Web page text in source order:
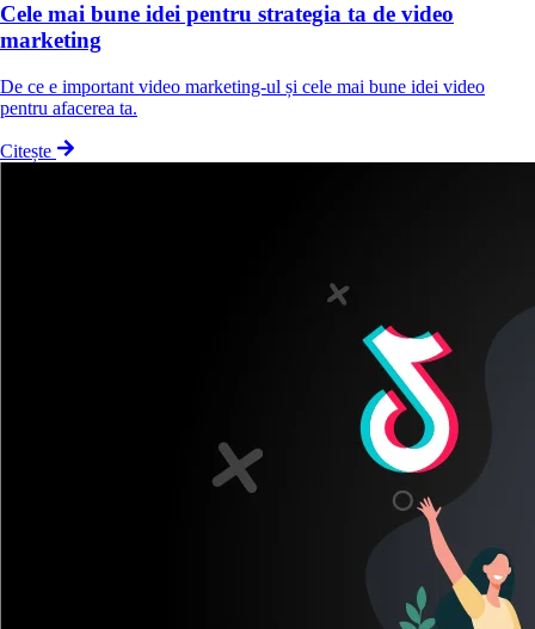
Cele mai bune idei pentru strategia ta de video
marketing
De ce e important video marketing-ul și cele mai bune idei video
pentru afacerea ta.
Citește